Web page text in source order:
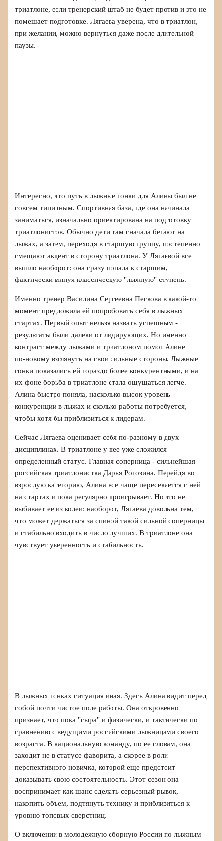
триатлоне, если тренерский штаб не будет против и это не
помешает подготовке. Лягаева уверена, что в триатлон,
при желании, можно вернуться даже после длительной
паузы.
Интересно, что путь в лыжные гонки для Алины был не
совсем типичным. Спортивная база, где она начинала
заниматься, изначально ориентирована на подготовку
триатлонистов. Обычно дети там сначала бегают на
лыжах, а затем, переходя в старшую группу, постепенно
смещают акцент в сторону триатлона. У Лягаевой все
вышло наоборот: она сразу попала к старшим,
фактически минуя классическую "лыжную" ступень.
Именно тренер Василина Сергеевна Пескова в какой‑то
момент предложила ей попробовать себя в лыжных
стартах. Первый опыт нельзя назвать успешным -
результаты были далеки от лидирующих. Но именно
контраст между лыжами и триатлоном помог Алине
по‑новому взглянуть на свои сильные стороны. Лыжные
гонки показались ей гораздо более конкурентными, и на
их фоне борьба в триатлоне стала ощущаться легче.
Алина быстро поняла, насколько высок уровень
конкуренции в лыжах и сколько работы потребуется,
чтобы хотя бы приблизиться к лидерам.
Сейчас Лягаева оценивает себя по‑разному в двух
дисциплинах. В триатлоне у нее уже сложился
определенный статус. Главная соперница - сильнейшая
российская триатлонистка Дарья Рогозина. Перейдя во
взрослую категорию, Алина все чаще пересекается с ней
на стартах и пока регулярно проигрывает. Но это не
выбивает ее из колеи: наоборот, Лягаева довольна тем,
что может держаться за спиной такой сильной соперницы
и стабильно входить в число лучших. В триатлоне она
чувствует уверенность и стабильность.
В лыжных гонках ситуация иная. Здесь Алина видит перед
собой почти чистое поле работы. Она откровенно
признает, что пока "сыра" и физически, и тактически по
сравнению с ведущими российскими лыжницами своего
возраста. В национальную команду, по ее словам, она
заходит не в статусе фаворита, а скорее в роли
перспективного новичка, которой еще предстоит
доказывать свою состоятельность. Этот сезон она
воспринимает как шанс сделать серьезный рывок,
накопить объем, подтянуть технику и приблизиться к
уровню топовых сверстниц.
О включении в молодежную сборную России по лыжным